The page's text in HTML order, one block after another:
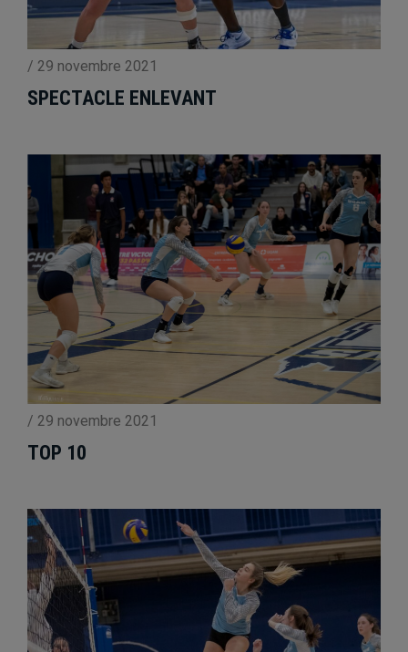
/ 29 novembre 2021
SPECTACLE ENLEVANT
/ 29 novembre 2021
TOP 10